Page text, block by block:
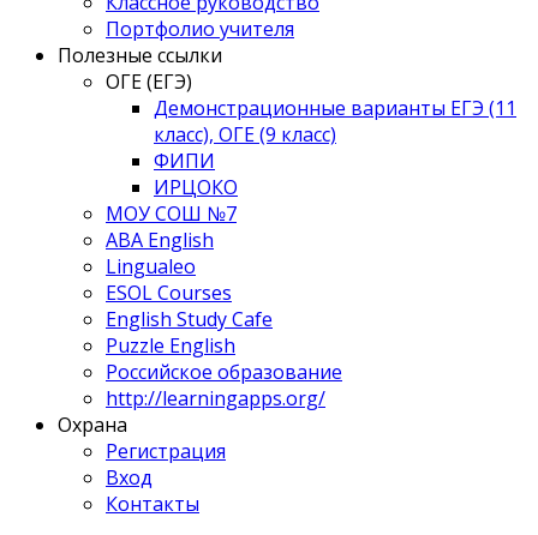
Портфолио учителя
Полезные ссылки
ОГЕ (ЕГЭ)
Демонстрационные варианты ЕГЭ (11
класс), ОГЕ (9 класс)
ФИПИ
ИРЦОКО
МОУ СОШ №7
ABA English
Lingualeo
ESOL Courses
English Study Cafe
Puzzle English
Российское образование
http://learningapps.org/
Охрана
Регистрация
Вход
Контакты